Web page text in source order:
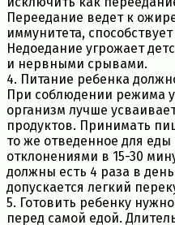
Переедание ведет к
иммунитета,
Недоедание угрожает
и нервными срывами.
4. Питание ребенка
При соблюдении режима
организм лучше
продуктов. Принимать
то же отведенное для
отклонениями в 15-30
должны есть 4 раза в
допускается легкий
5. Готовить ребенку
перед самой едой.